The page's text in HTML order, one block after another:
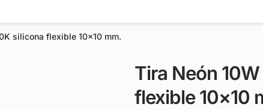
silicona flexible 10×10 mm.
Tira Neón
flexible 10×10